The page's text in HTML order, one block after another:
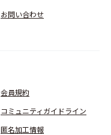
お問い合わせ
会員規約
コミュニティガイドライン
匿名加工情報